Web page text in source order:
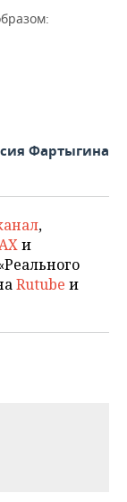
Фартыгина
,
и
Rutube и